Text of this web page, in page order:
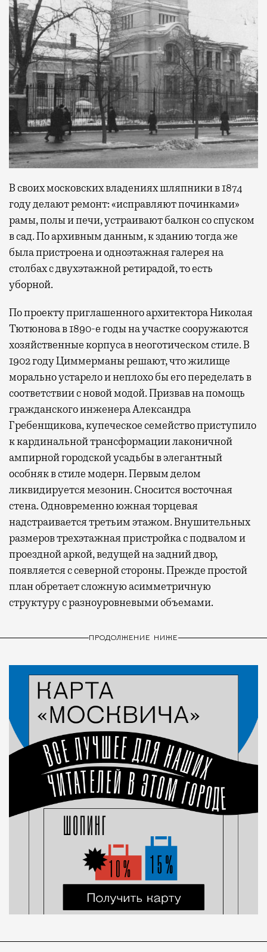
В своих московских владениях шляпники в 1874
году делают ремонт: «исправляют починками»
рамы, полы и печи, устраивают балкон со спуском
в сад. По архивным данным, к зданию тогда же
была пристроена и одноэтажная галерея на
столбах с двухэтажной ретирадой, то есть
уборной.
По проекту приглашенного архитектора Николая
Тютюнова в 1890-е годы на участке сооружаются
хозяйственные корпуса в неоготическом стиле. В
1902 году Циммерманы решают, что жилище
морально устарело и неплохо бы его переделать в
соответствии с новой модой. Призвав на помощь
гражданского инженера Александра
Гребенщикова, купеческое семейство приступило
к кардинальной трансформации лаконичной
ампирной городской усадьбы в элегантный
особняк в стиле модерн. Первым делом
ликвидируется мезонин. Сносится восточная
стена. Одновременно южная торцевая
надстраивается третьим этажом. Внушительных
размеров трехэтажная пристройка с подвалом и
проездной аркой, ведущей на задний двор,
появляется с северной стороны. Прежде простой
план обретает сложную асимметричную
структуру с разноуровневыми объемами.
ПРОДОЛЖЕНИЕ НИЖЕ